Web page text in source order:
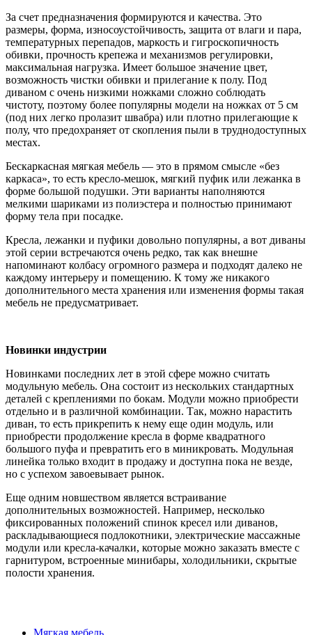
За счет предназначения формируются и качества. Это
размеры, форма, износоустойчивость, защита от влаги и пара,
температурных перепадов, маркость и гигроскопичность
обивки, прочность крепежа и механизмов регулировки,
максимальная нагрузка. Имеет большое значение цвет,
возможность чистки обивки и прилегание к полу. Под
диваном с очень низкими ножками сложно соблюдать
чистоту, поэтому более популярны модели на ножках от 5 см
(под них легко пролазит швабра) или плотно прилегающие к
полу, что предохраняет от скопления пыли в труднодоступных
местах.
Бескаркасная мягкая мебель — это в прямом смысле «без
каркаса», то есть кресло-мешок, мягкий пуфик или лежанка в
форме большой подушки. Эти варианты наполняются
мелкими шариками из полиэстера и полностью принимают
форму тела при посадке.
Кресла, лежанки и пуфики довольно популярны, а вот диваны
этой серии встречаются очень редко, так как внешне
напоминают колбасу огромного размера и подходят далеко не
каждому интерьеру и помещению. К тому же никакого
дополнительного места хранения или изменения формы такая
мебель не предусматривает.
Новинки индустрии
Новинками последних лет в этой сфере можно считать
модульную мебель. Она состоит из нескольких стандартных
деталей с креплениями по бокам. Модули можно приобрести
отдельно и в различной комбинации. Так, можно нарастить
диван, то есть прикрепить к нему еще один модуль, или
приобрести продолжение кресла в форме квадратного
большого пуфа и превратить его в миникровать. Модульная
линейка только входит в продажу и доступна пока не везде,
но с успехом завоевывает рынок.
Еще одним новшеством является встраивание
дополнительных возможностей. Например, несколько
фиксированных положений спинок кресел или диванов,
раскладывающиеся подлокотники, электрические массажные
модули или кресла-качалки, которые можно заказать вместе с
гарнитуром, встроенные минибары, холодильники, скрытые
полости хранения.
Мягкая мебель